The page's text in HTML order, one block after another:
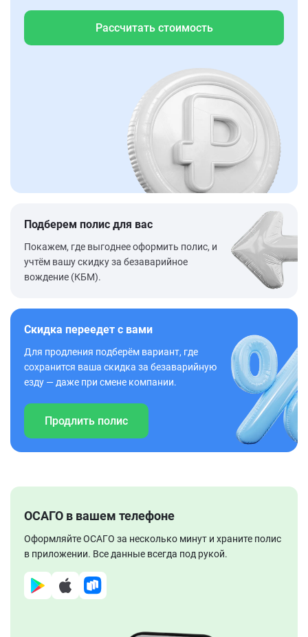
Рассчитать стоимость
Подберем полис для вас
Покажем, где выгоднее оформить полис, и
учтём вашу скидку за безаварийное
вождение (КБМ).
Скидка переедет с вами
Для продления подберём вариант, где
сохранится ваша скидка за безаварийную
езду — даже при смене компании.
Продлить полис
ОСАГО в вашем телефоне
Оформляйте ОСАГО за несколько минут и храните полис
в приложении. Все данные всегда под рукой.